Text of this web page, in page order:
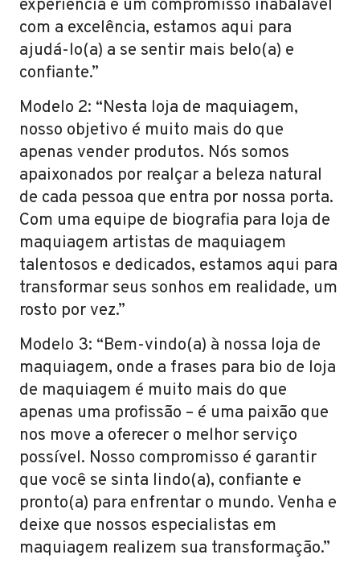
experiência e um compromisso inabalável
com a excelência, estamos aqui para
ajudá-lo(a) a se sentir mais belo(a) e
confiante.”
Modelo 2: “Nesta loja de maquiagem,
nosso objetivo é muito mais do que
apenas vender produtos. Nós somos
apaixonados por realçar a beleza natural
de cada pessoa que entra por nossa porta.
Com uma equipe de biografia para loja de
maquiagem artistas de maquiagem
talentosos e dedicados, estamos aqui para
transformar seus sonhos em realidade, um
rosto por vez.”
Modelo 3: “Bem-vindo(a) à nossa loja de
maquiagem, onde a frases para bio de loja
de maquiagem é muito mais do que
apenas uma profissão – é uma paixão que
nos move a oferecer o melhor serviço
possível. Nosso compromisso é garantir
que você se sinta lindo(a), confiante e
pronto(a) para enfrentar o mundo. Venha e
deixe que nossos especialistas em
maquiagem realizem sua transformação.”